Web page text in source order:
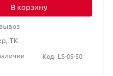
В корзину
ТК
Код: LS-05-50